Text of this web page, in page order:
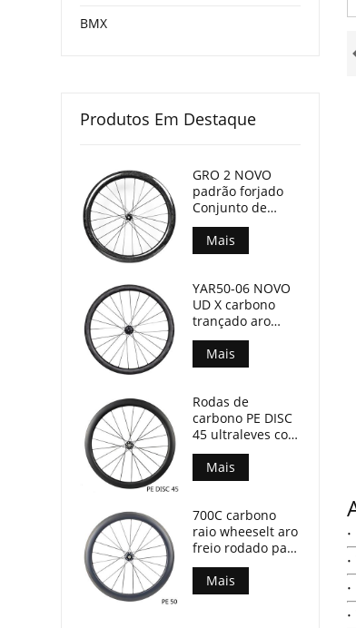
BMX
Produtos Em Destaque
GRO 2 NOVO
padrão forjado
Conjunto de
rodas de
bicicleta Gravel
45mm
24mm largura
interna
Mais
YAR50-06 NOVO
UD X carbono
trançado aro
freio bicicleta
rodado 50 mm
Profundidade 29
Mais
Rodas de
carbono PE DISC
45 ultraleves com
rolamento
cerâmico 1280g
somente
Mais
700C carbono
raio wheeselt aro
freio rodado para
bicicleta de
estrada com
rolamento de
Mais